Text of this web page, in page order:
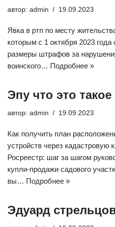
автор: admin 19.09.2023
Явка в ртп по месту
которым с 1 октября 2023
размеры штрафов за
воинского… Подробнее »
Эпу что это
автор: admin 19.09.2023
Как получить план
устройств через
Росреестр: шаг за шагом
купли-продажи садового
вы… Подробнее »
Эдуард